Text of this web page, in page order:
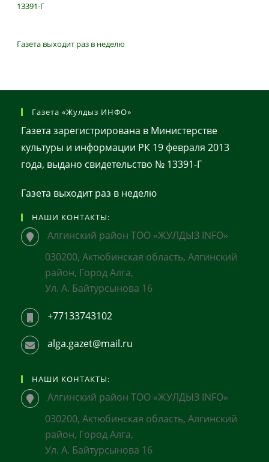
13391-Г
Газета выходит раз в неделю
Газета «Жулдыз ИНФО»
Газета зарегистрирована в Министерстве
культуры и информации РК 19 февраля 2013
года, выдано свидетельство № 13391-Г
Газета выходит раз в неделю
НАШИ КОНТАКТЫ:
Алгинский район ТОО «ЖУЛДЫЗ INFO»
030200, Актюбинская область, Алгинский
район, Город Алга,
Ул. А. Байтурсынова 16
+77133743102
alga.gazet@mail.ru
НАШИ КОНТАКТЫ:
Алгинский район ТОО «ЖУЛДЫЗ INFO»
030200, Актюбинская область, Алгинский
район, Город Алга,
Ул. А. Байтурсынова 16